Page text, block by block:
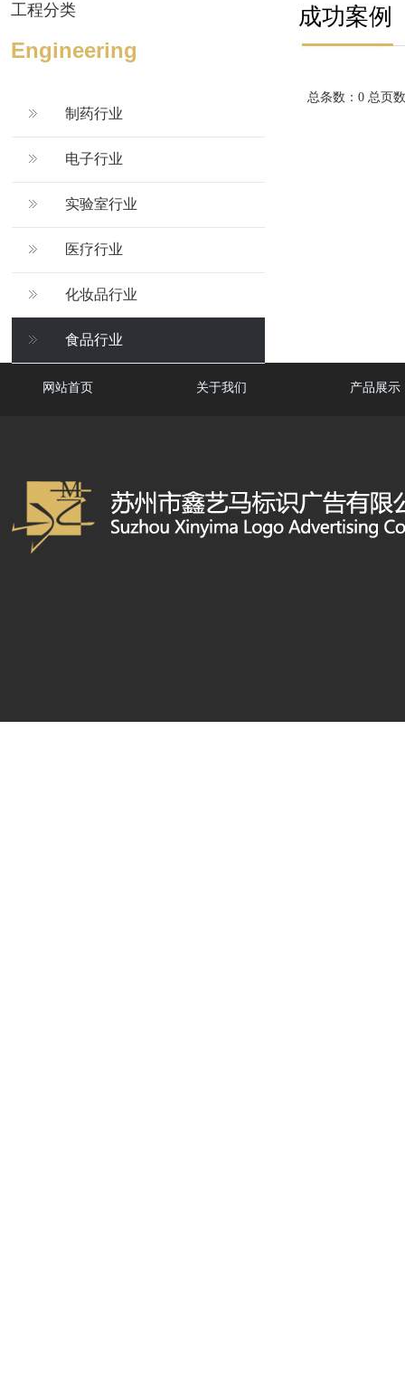
工程分类
Engineering
制药行业
电子行业
实验室行业
医疗行业
化妆品行业
食品行业
成功案例
总条数：0 总页
网站首页 关于我们 产品展示